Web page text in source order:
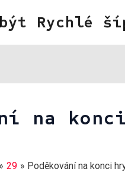
Rychlé
na
29 Poděkování na konci